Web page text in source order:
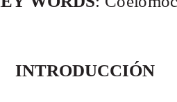
INTRODUCCIÓN